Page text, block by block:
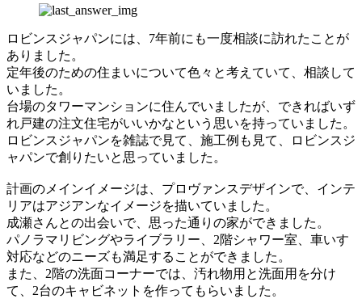
ロビンスジャパンには、7年前にも一度相談に訪れたことが
ありました。
定年後のための住まいについて色々と考えていて、相談して
いました。
台場のタワーマンションに住んでいましたが、できればいず
れ戸建の注文住宅がいいかなという思いを持っていました。
ロビンスジャパンを雑誌で見て、施工例も見て、ロビンスジ
ャパンで創りたいと思っていました。
計画のメインイメージは、プロヴァンスデザインで、インテ
リアはアジアンなイメージを描いていました。
成瀬さんとの出会いで、思った通りの家ができました。
パノラマリビングやライブラリー、2階シャワー室、車いす
対応などのニーズも満足することができました。
また、2階の洗面コーナーでは、汚れ物用と洗面用を分け
て、2台のキャビネットを作ってもらいました。